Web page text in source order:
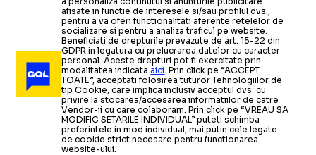
afisate in functie de interesele si/sau profilul dvs.,
pentru a va oferi functionalitati aferente retelelor de
socializare si pentru a analiza traficul pe website.
Beneficiati de drepturile prevazute de art. 15-22 din
GDPR in legatura cu prelucrarea datelor cu caracter
personal. Aceste drepturi pot fi exercitate prin
modalitatea indicataaici. Prin click pe “ACCEPT
TOATE”, acceptati folosirea tuturor Tehnologiilor de
tip Cookie, care implica inclusiv acceptul dvs. cu
privire la stocarea/accesarea informatiilor de catre
Vendor-ii cu care colaboram. Prin click pe “VREAU SA
MODIFIC SETARILE INDIVIDUAL” puteti schimba
preferintele in mod individual, mai putin cele legate
de cookie strict necesare pentru functionarea
website-ului.